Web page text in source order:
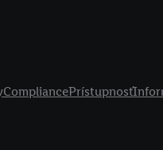
CompliancePrístupnosť